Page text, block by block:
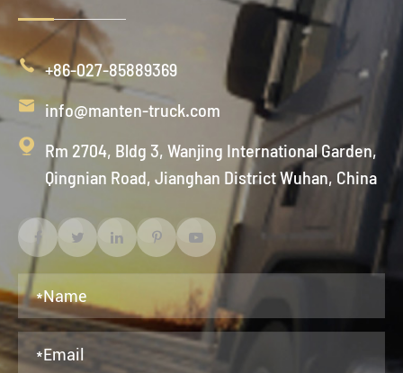
 +86-027-85889369
 info@manten-truck.com

Rm 2704, Bldg 3, Wanjing International Garden,
Qingnian Road, Jianghan District Wuhan, China